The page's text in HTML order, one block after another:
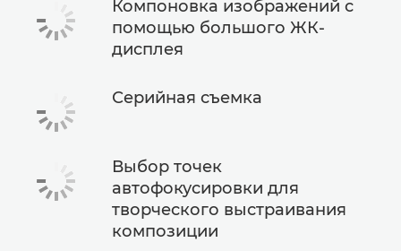
Компоновка изображений с
помощью большого ЖК-
дисплея
Серийная съемка
Выбор точек
автофокусировки для
творческого выстраивания
композиции